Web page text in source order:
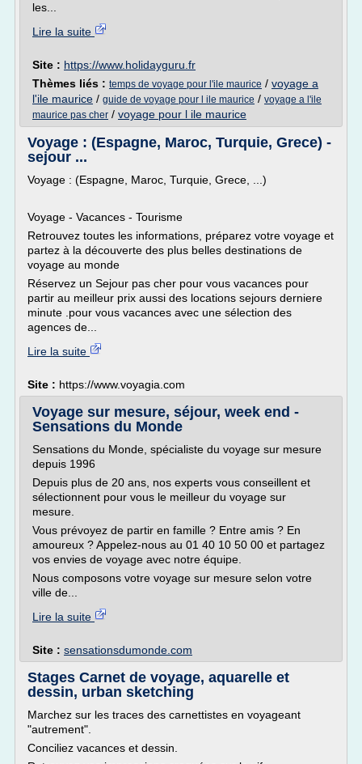
les...
Lire la suite
Site : https://www.holidayguru.fr
Thèmes liés : temps de voyage pour l'ile maurice / voyage a
l'ile maurice / guide de voyage pour l ile maurice / voyage a l'ile
maurice pas cher / voyage pour l ile maurice
Voyage : (Espagne, Maroc, Turquie, Grece) -
sejour ...
Voyage : (Espagne, Maroc, Turquie, Grece, ...)
Voyage - Vacances - Tourisme
Retrouvez toutes les informations, préparez votre voyage et
partez à la découverte des plus belles destinations de
voyage au monde
Réservez un Sejour pas cher pour vous vacances pour
partir au meilleur prix aussi des locations sejours derniere
minute .pour vous vacances avec une sélection des
agences de...
Lire la suite
Site : https://www.voyagia.com
Voyage sur mesure, séjour, week end -
Sensations du Monde
Sensations du Monde, spécialiste du voyage sur mesure
depuis 1996
Depuis plus de 20 ans, nos experts vous conseillent et
sélectionnent pour vous le meilleur du voyage sur
mesure.
Vous prévoyez de partir en famille ? Entre amis ? En
amoureux ? Appelez-nous au 01 40 10 50 00 et partagez
vos envies de voyage avec notre équipe.
Nous composons votre voyage sur mesure selon votre
ville de...
Lire la suite
Site : sensationsdumonde.com
Stages Carnet de voyage, aquarelle et
dessin, urban sketching
Marchez sur les traces des carnettistes en voyageant
"autrement".
Conciliez vacances et dessin.